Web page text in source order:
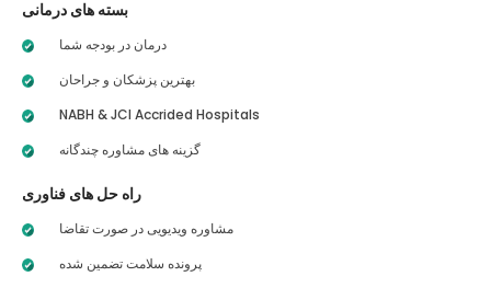
بسته های درمانی
درمان در بودجه شما
بهترین پزشکان و جراحان
NABH & JCI Accrided Hospitals
گزینه های مشاوره چندگانه
راه حل های فناوری
مشاوره ویدیویی در صورت تقاضا
پرونده سلامت تضمین شده